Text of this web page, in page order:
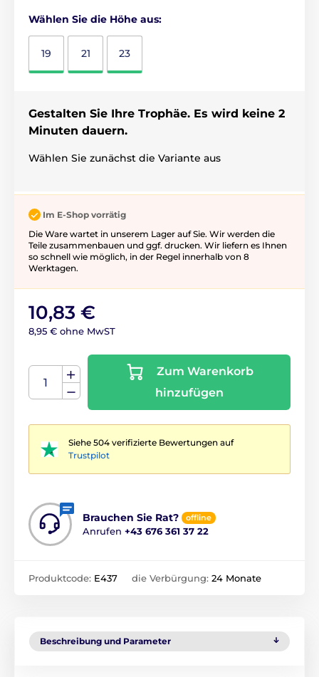
Wählen Sie die Höhe aus:
19 21 23
Gestalten Sie Ihre Trophäe. Es wird keine 2
Minuten dauern.
Wählen Sie zunächst die Variante aus
Im E-Shop vorrätig
Die Ware wartet in unserem Lager auf Sie. Wir werden die
Teile zusammenbauen und ggf. drucken. Wir liefern es Ihnen
so schnell wie möglich, in der Regel innerhalb von 8
Werktagen.
10,83 €
8,95 € ohne MwST
Zum Warenkorb
hinzufügen
Siehe 504 verifizierte Bewertungen auf
Trustpilot
Brauchen Sie Rat? offline
Anrufen +43 676 361 37 22
Produktcode: E437 die Verbürgung: 24 Monate
Beschreibung und Parameter